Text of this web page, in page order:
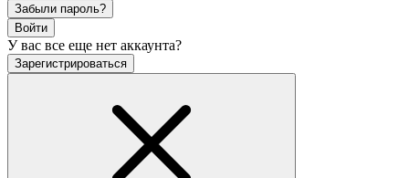
Забыли пароль?
Войти
У вас все еще нет аккаунта?
Зарегистрироваться